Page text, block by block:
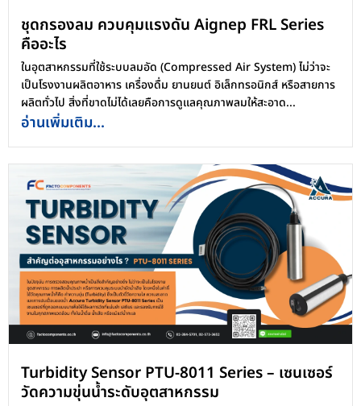
ชุดกรองลม ควบคุมแรงดัน Aignep FRL Series
คืออะไร
ในอุตสาหกรรมที่ใช้ระบบลมอัด (Compressed Air System) ไม่ว่าจะ
เป็นโรงงานผลิตอาหาร เครื่องดื่ม ยานยนต์ อิเล็กทรอนิกส์ หรือสายการ
ผลิตทั่วไป สิ่งที่ขาดไม่ได้เลยคือการดูแลคุณภาพลมให้สะอาด...
อ่านเพิ่มเติม...
Turbidity Sensor PTU-8011 Series – เซนเซอร์
วัดความขุ่นน้ำระดับอุตสาหกรรม